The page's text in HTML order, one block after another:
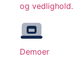
og vedlighold.
Demoer